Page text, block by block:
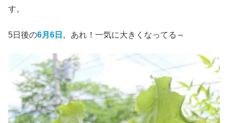
す。
5日後の6月6日 。あれ！一気に大きくなってる～